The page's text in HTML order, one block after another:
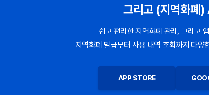
그리고 (지역화폐)
쉽고 편리한 지역화폐 관리, 그리고
지역화폐 발급부터 사용 내역 조회까지 다양
APP STORE